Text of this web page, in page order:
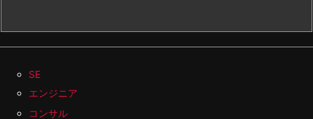
SE
エンジニア
コンサル